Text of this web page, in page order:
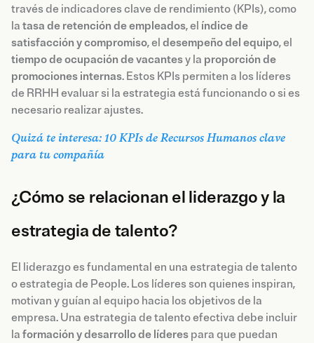
través de indicadores clave de rendimiento (KPIs), como
la tasa de retención de empleados, el índice de
satisfacción y compromiso, el desempeño del equipo, el
tiempo de ocupación de vacantesy la proporción de
promociones internas. Estos KPIs permiten a los líderes
de RRHH evaluar si la estrategia está funcionando o si es
necesario realizar ajustes.
Quizá te interesa: 10 KPIs de Recursos Humanos clave
para tu compañía
¿Cómo se relacionan el liderazgo y la
estrategia de talento?
El liderazgo es fundamental en una estrategia de talento
o estrategia de People. Los líderes son quienes inspiran,
motivan y guían al equipo hacia los objetivos de la
empresa. Una estrategia de talento efectiva debe incluir
la formación y desarrollo de líderes para que puedan